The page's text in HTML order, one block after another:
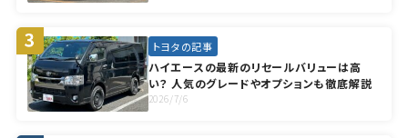
トヨタの記事
ハイエースの最新のリセールバリューは高
い？ 人気のグレードやオプションも徹底解説
2026/7/6